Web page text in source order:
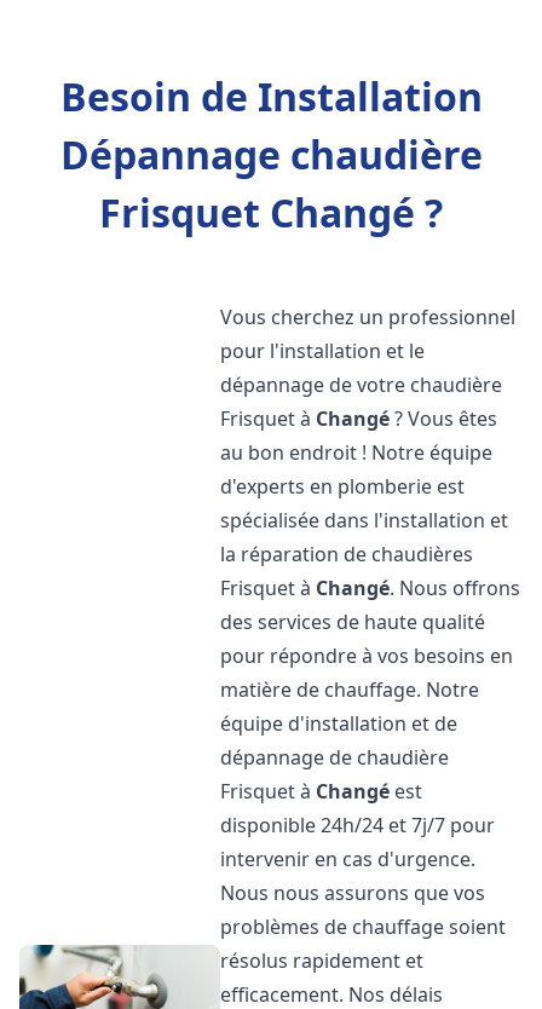
Besoin de Installation
Dépannage chaudière
Frisquet Changé ?
Vous cherchez un professionnel
pour l'installation et le
dépannage de votre chaudière
Frisquet à Changé? Vous êtes
au bon endroit ! Notre équipe
d'experts en plomberie est
spécialisée dans l'installation et
la réparation de chaudières
Frisquet à Changé. Nous offrons
des services de haute qualité
pour répondre à vos besoins en
matière de chauffage. Notre
équipe d'installation et de
dépannage de chaudière
Frisquet à Changé est
disponible 24h/24 et 7j/7 pour
intervenir en cas d'urgence.
Nous nous assurons que vos
problèmes de chauffage soient
résolus rapidement et
efficacement. Nos délais